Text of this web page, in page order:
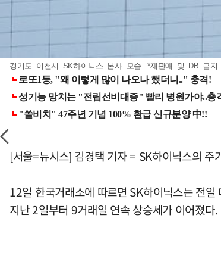
경기도 이천시 SK하이닉스 본사 모습. *재판매 및 DB 금지
[서울=뉴시스] 김경택 기자 = SK하이닉스의
12일 한국거래소에 따르면 SK하이닉스는 전
지난 2일부터 9거래일 연속 상승세가 이어졌다.